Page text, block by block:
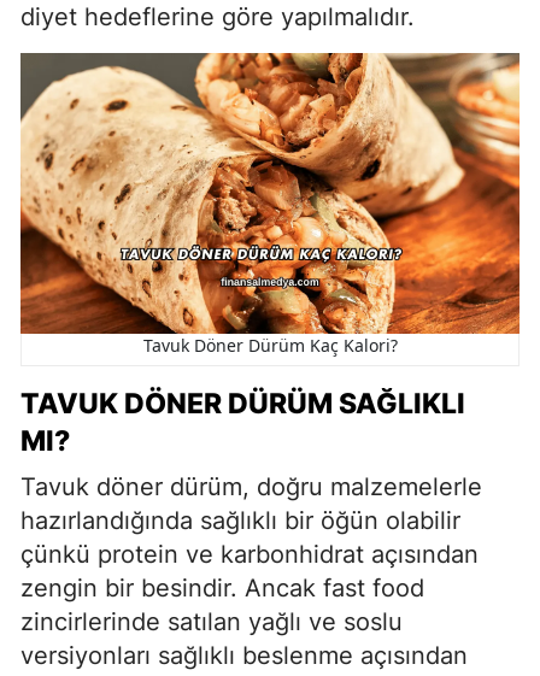
diyet hedeflerine göre yapılmalıdır.
Tavuk Döner Dürüm Kaç Kalori?
TAVUK DÖNER DÜRÜM SAĞLIKLI
MI?
Tavuk döner dürüm, doğru malzemelerle
hazırlandığında sağlıklı bir öğün olabilir
çünkü protein ve karbonhidrat açısından
zengin bir besindir. Ancak fast food
zincirlerinde satılan yağlı ve soslu
versiyonları sağlıklı beslenme açısından